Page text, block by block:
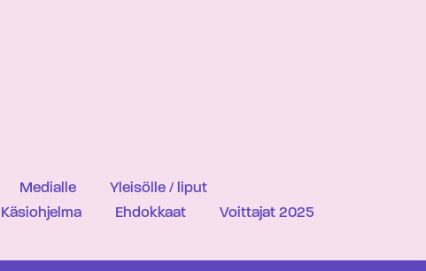
Medialle
Yleisölle / liput
Käsiohjelma Ehdokkaat
Voittajat 2025